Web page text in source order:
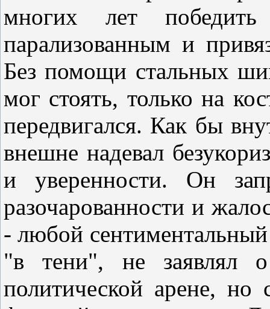
многих лет победить
парализованным и
Без помощи стальных
мог стоять, только на
передвигался. Как бы
внешне надевал
и уверенности. Он
разочарованности и
- любой сентиментальный
"в тени", не заявлял
политической арене, но